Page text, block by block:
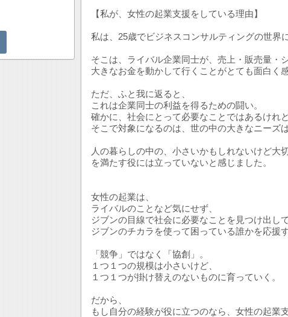
【私が、女性の起業支援をしている理由】
私は、25歳でビジネスコンサルティングの世界
そこは、ライバル企業同士が、売上・販売量・
大きなお金を動かして行くことがとても面白く
ただ、ふと我に返ると、
これは企業同士の利益を得るための闘い。
確かに、社会にとって必要なことではあるけれど
そこで対象になるのは、世の中の大きなニーズば
人の暮らしの中の、小さいかもしれないけど大
を満たす役には立っていないと感じました。
女性の起業は、
ライバルのことなど気にせず、
ジブンの目線で社会に必要なことを見つけ出して
ジブンのチカラを使って困っている誰かを応援す
「競争」ではなく「協創」。
１つ１つの規模は小さいけど、
１つ１つが掛け替えのないものに育っていく。
だから、
もし自分の経験が役に立つのなら、女性の起業